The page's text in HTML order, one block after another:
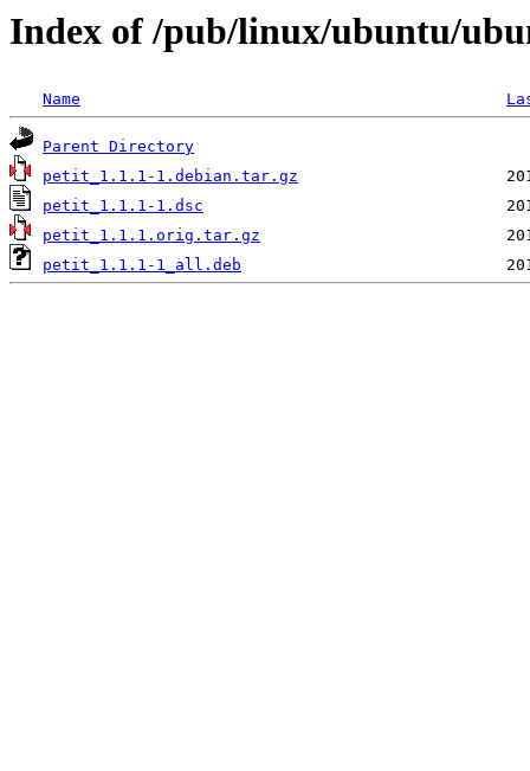
Index of /pub/linux/ubuntu/
Name
Parent Directory
petit_1.1.1-1.debian.tar.gz
petit_1.1.1-1.dsc
petit_1.1.1.orig.tar.gz
petit_1.1.1-1_all.deb